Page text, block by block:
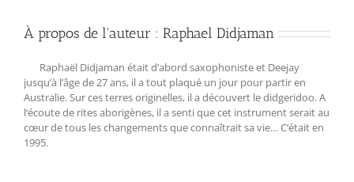
À propos de l'auteur : Raphael Didjaman
Raphaël Didjaman était d’abord saxophoniste et Deejay
jusqu’à l’âge de 27 ans, il a tout plaqué un jour pour partir en
Australie. Sur ces terres originelles, il a découvert le didgeridoo. A
l‘écoute de rites aborigènes, il a senti que cet instrument serait au
cœur de tous les changements que connaîtrait sa vie… C‘était en
1995.